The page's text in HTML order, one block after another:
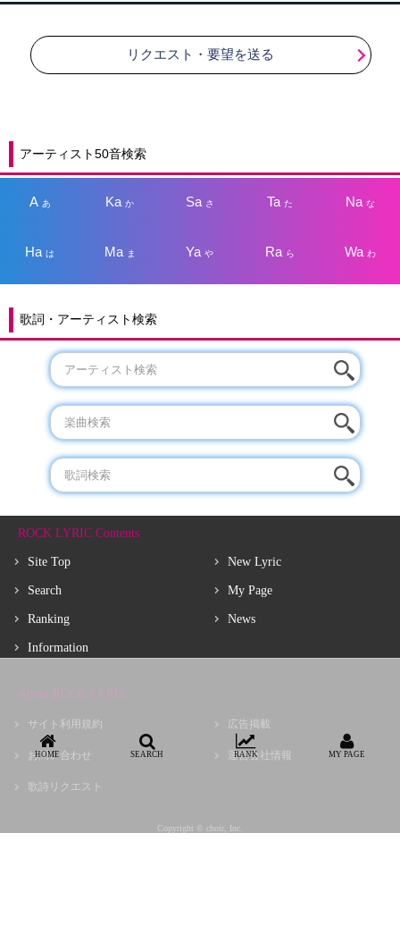
リクエスト・要望を送る
アーティスト50音検索
A あ Kaか Sa さ Taた Na な
Haは Ma ま Yaや Ra ら Wa わ
歌詞・アーティスト検索
ROCK LYRIC Contents
Site Top
Search
Ranking
Information
New Lyric
My Page
News
About ROCK LYRIC
サイト利用規約
お問い合わせ
歌詩リクエスト
広告掲載
運営会社情報
Copyright © choir, Inc.
HOME SEARCH RANK MY PAGE